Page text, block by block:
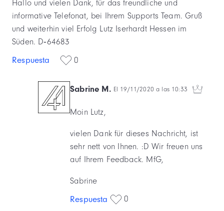
Hallo und vielen Dank, für das freundliche und
informative Telefonat, bei Ihrem Supports Team. Gruß
und weiterhin viel Erfolg Lutz Iserhardt Hessen im
Süden. D‐64683
Respuesta
0
Sabrine M. El 19/11/2020 a las 10:33
Moin Lutz,
vielen Dank für dieses Nachricht, ist
sehr nett von Ihnen. :D Wir freuen uns
auf Ihrem Feedback. MfG,
Sabrine
Respuesta
0